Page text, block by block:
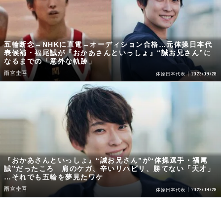
五輪断念→NHKに直電→オーディション合格…元体操日本代
表候補・福尾誠が『おかあさんといっしょ』“誠お兄さん”に
なるまでの「意外な軌跡」
雨宮圭吾 体操日本代表 2023/09/28
『おかあさんといっしょ』“誠お兄さん”が“体操選手・福尾
誠”だったころ 肩のケガ、辛いリハビリ、勝てない「天才」
…それでも五輪を夢見たワケ
雨宮圭吾 体操日本代表 2023/09/28